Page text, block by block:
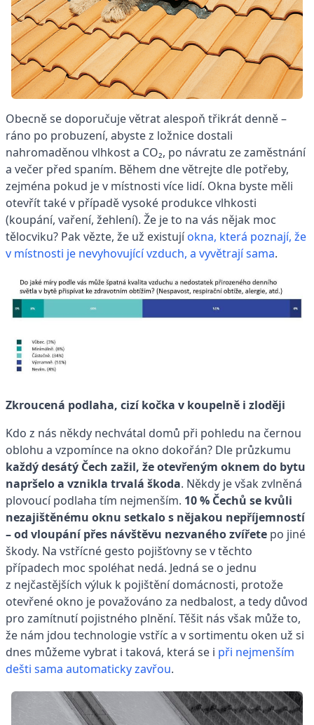
Obecně se doporučuje větrat alespoň třikrát denně –
ráno po probuzení, abyste z ložnice dostali
nahromaděnou vlhkost a CO₂, po návratu ze zaměstnání
a večer před spaním. Během dne větrejte dle potřeby,
zejména pokud je v místnosti více lidí. Okna byste měli
otevřít také v případě vysoké produkce vlhkosti
(koupání, vaření, žehlení). Že je to na vás nějak moc
tělocviku? Pak vězte, že už existujíokna, která poznají, že
v místnosti je nevyhovující vzduch, a vyvětrají sama.
Zkroucená podlaha, cizí kočka v koupelně i zloději
Kdo z nás někdy nechvátal domů při pohledu na černou
oblohu a vzpomínce na okno dokořán? Dle průzkumu
každý desátý Čech zažil, že otevřeným oknem do bytu
napršelo a vznikla trvalá škoda. Někdy je však zvlněná
plovoucí podlaha tím nejmenším. 10 % Čechů se kvůli
nezajištěnému oknu setkalo s nějakou nepříjemností
– od vloupání přes návštěvu nezvaného zvířete po jiné
škody. Na vstřícné gesto pojišťovny se v těchto
případech moc spoléhat nedá. Jedná se o jednu
z nejčastějších výluk k pojištění domácnosti, protože
otevřené okno je považováno za nedbalost, a tedy důvod
pro zamítnutí pojistného plnění. Těšit nás však může to,
že nám jdou technologie vstříc a v sortimentu oken už si
dnes můžeme vybrat i taková, která se i při nejmenším
dešti sama automaticky zavřou.